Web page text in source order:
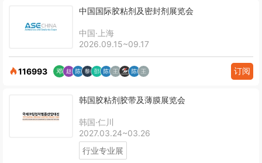
中国国际胶粘剂及密封剂展览会
中国·上海
2026.09.15~09.17
116993 订阅
韩国胶粘剂胶带及薄膜展览会
韩国·仁川
2027.03.24~03.26
行业专业展